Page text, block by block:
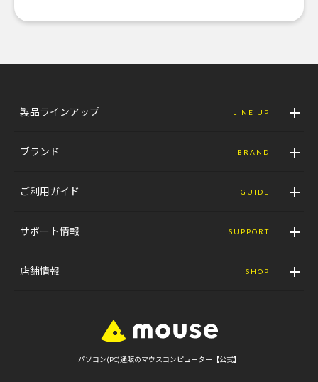
製品ラインアップ LINE UP
ブランド BRAND
ご利用ガイド GUIDE
サポート情報 SUPPORT
店舗情報 SHOP
パソコン(PC)通販のマウスコンピューター【公式】